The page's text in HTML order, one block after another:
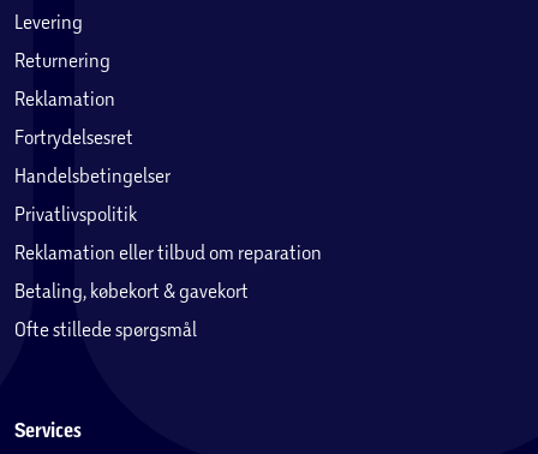
Levering
Returnering
Reklamation
Fortrydelsesret
Handelsbetingelser
Privatlivspolitik
Reklamation eller tilbud om reparation
Betaling, købekort & gavekort
Ofte stillede spørgsmål
Services